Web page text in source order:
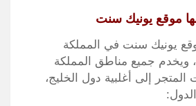
موقع يونيك سنت
يونيك سنت في المملكة
ويخدم جميع مناطق المملكة
إلى أغلبية دول الخليج،